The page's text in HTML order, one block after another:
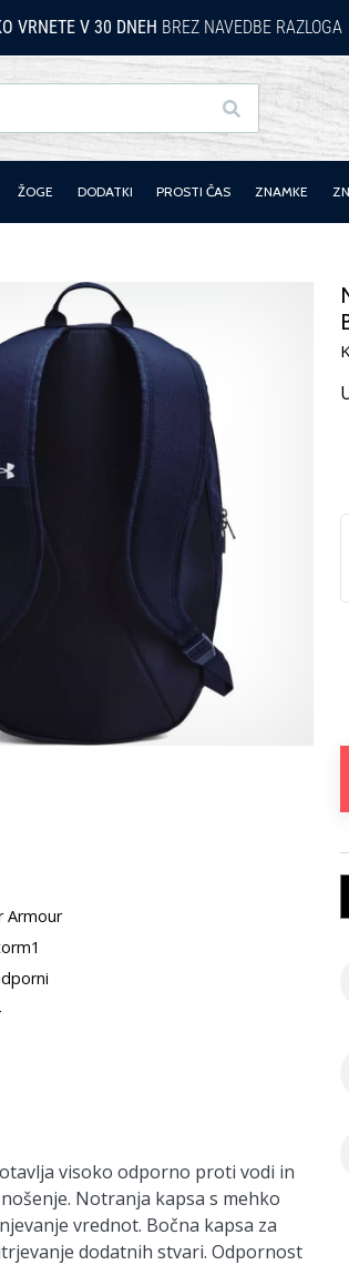
VRNETE V 30 DNEH BREZ NAVEDBE RAZLOGA
Iskanje
ŽOGE DODATKI PROSTI ČAS ZNAMKE
Armour
visoko odporno proti vodi in
Notranja kapsa s mehko
vrednot. Bočna kapsa za
dodatnih stvari. Odpornost